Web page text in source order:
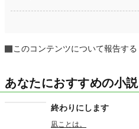
このコンテンツについて報告する
あなたにおすすめの小説
終わりにします
凪ことは。